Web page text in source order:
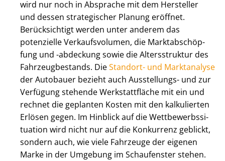
wird nur noch in Absprache mit dem Hersteller
und dessen strategischer Planung eröffnet.
Berücksichtigt werden unter anderem das
potenzielle Verkaufsvolumen, die Markt­ab­schöp­
fung und -abdeckung sowie die Altersstruktur des
Fahr­zeug­be­stands. DieStandort- und Marktanalyse
der Autobauer bezieht auch Ausstellungs- und zur
Verfügung stehende Werkstattfläche mit ein und
rechnet die geplanten Kosten mit den kalkulierten
Erlösen gegen. Im Hinblick auf die Wett­be­werbs­si­
tua­ti­on wird nicht nur auf die Konkurrenz geblickt,
sondern auch, wie viele Fahrzeuge der eigenen
Marke in der Umgebung im Schaufenster stehen.